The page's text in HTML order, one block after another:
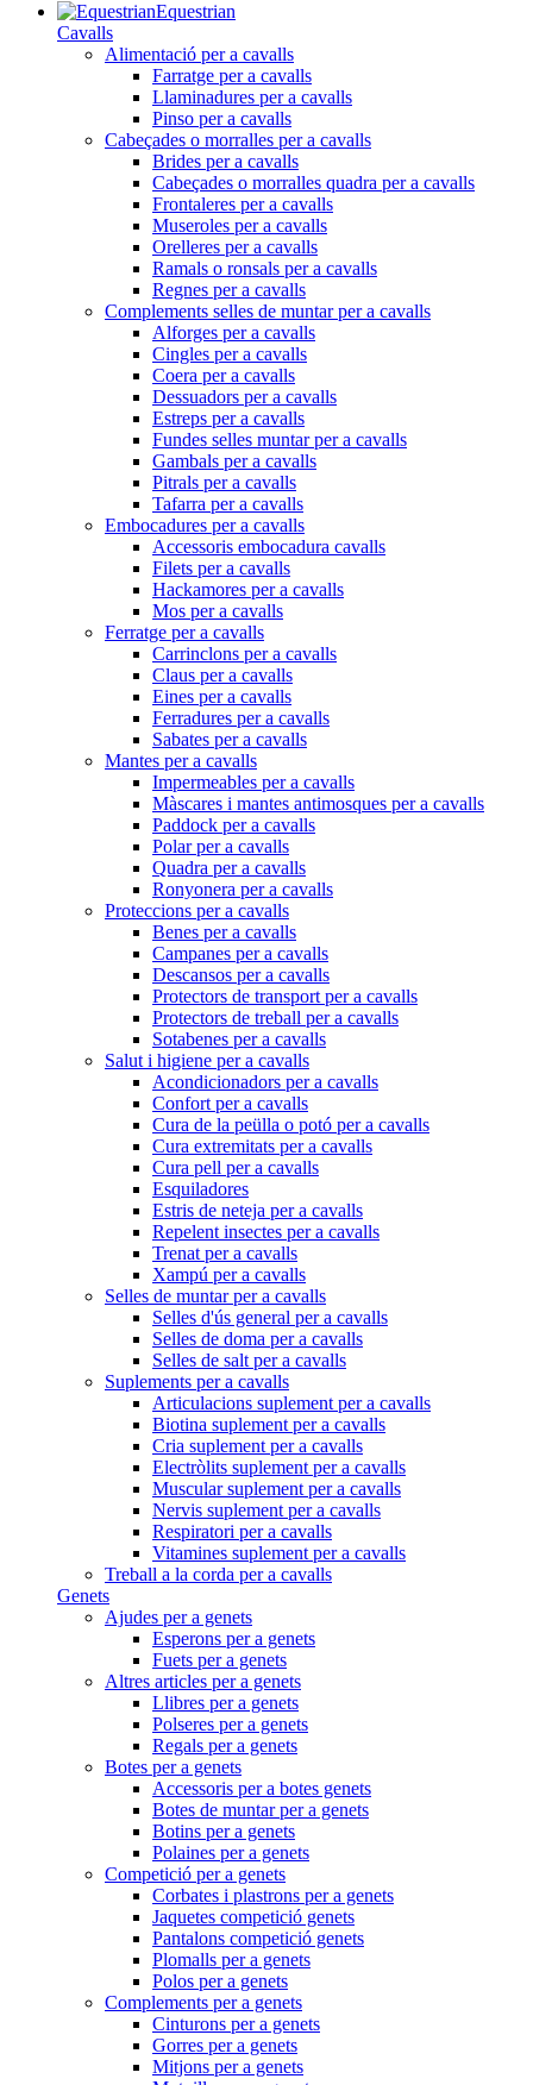
Equestrian
Cavalls
Alimentació per a cavalls
Farratge per a cavalls
Llaminadures per a cavalls
Pinso per a cavalls
Cabeçades o morralles per a cavalls
Brides per a cavalls
Cabeçades o morralles quadra per a cavalls
Frontaleres per a cavalls
Museroles per a cavalls
Orelleres per a cavalls
Ramals o ronsals per a cavalls
Regnes per a cavalls
Complements selles de muntar per a cavalls
Alforges per a cavalls
Cingles per a cavalls
Coera per a cavalls
Dessuadors per a cavalls
Estreps per a cavalls
Fundes selles muntar per a cavalls
Gambals per a cavalls
Pitrals per a cavalls
Tafarra per a cavalls
Embocadures per a cavalls
Accessoris embocadura cavalls
Filets per a cavalls
Hackamores per a cavalls
Mos per a cavalls
Ferratge per a cavalls
Carrinclons per a cavalls
Claus per a cavalls
Eines per a cavalls
Ferradures per a cavalls
Sabates per a cavalls
Mantes per a cavalls
Impermeables per a cavalls
Màscares i mantes antimosques per a cavalls
Paddock per a cavalls
Polar per a cavalls
Quadra per a cavalls
Ronyonera per a cavalls
Proteccions per a cavalls
Benes per a cavalls
Campanes per a cavalls
Descansos per a cavalls
Protectors de transport per a cavalls
Protectors de treball per a cavalls
Sotabenes per a cavalls
Salut i higiene per a cavalls
Acondicionadors per a cavalls
Confort per a cavalls
Cura de la peülla o potó per a cavalls
Cura extremitats per a cavalls
Cura pell per a cavalls
Esquiladores
Estris de neteja per a cavalls
Repelent insectes per a cavalls
Trenat per a cavalls
Xampú per a cavalls
Selles de muntar per a cavalls
Selles d'ús general per a cavalls
Selles de doma per a cavalls
Selles de salt per a cavalls
Suplements per a cavalls
Articulacions suplement per a cavalls
Biotina suplement per a cavalls
Cria suplement per a cavalls
Electròlits suplement per a cavalls
Muscular suplement per a cavalls
Nervis suplement per a cavalls
Respiratori per a cavalls
Vitamines suplement per a cavalls
Treball a la corda per a cavalls
Genets
Ajudes per a genets
Esperons per a genets
Fuets per a genets
Altres articles per a genets
Llibres per a genets
Polseres per a genets
Regals per a genets
Botes per a genets
Accessoris per a botes genets
Botes de muntar per a genets
Botins per a genets
Polaines per a genets
Competició per a genets
Corbates i plastrons per a genets
Jaquetes competició genets
Pantalons competició genets
Plomalls per a genets
Polos per a genets
Complements per a genets
Cinturons per a genets
Gorres per a genets
Mitjons per a genets